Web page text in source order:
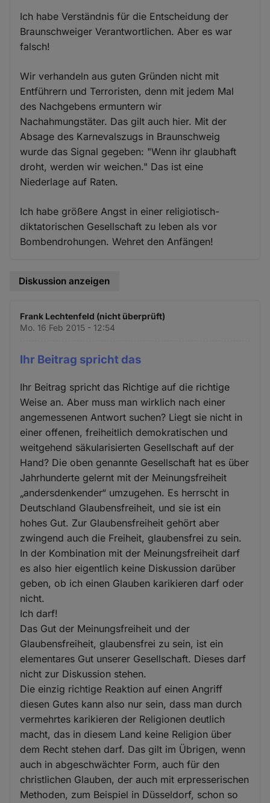
Ich habe Verständnis für die Entscheidung der
Braunschweiger Verantwortlichen. Aber es war
falsch!
Wir verhandeln aus guten Gründen nicht mit
Entführern und Terroristen, denn mit jedem Mal
des Nachgebens ermuntern wir
Nachahmungstäter. Das gilt auch hier. Mit der
Absage des Karnevalszugs in Braunschweig
wurde das Signal gegeben: "Wenn ihr glaubhaft
droht, werden wir weichen." Das ist eine
Niederlage auf Raten.
Ich habe größere Angst in einer religiotisch-
diktatorischen Gesellschaft zu leben als vor
Bombendrohungen. Wehret den Anfängen!
Diskussion anzeigen
Frank Lechtenfeld (nicht überprüft)
Mo. 16 Feb 2015 - 12:54
Ihr Beitrag spricht das
Ihr Beitrag spricht das Richtige auf die richtige
Weise an. Aber muss man wirklich nach einer
angemessenen Antwort suchen? Liegt sie nicht in
einer offenen, freiheitlich demokratischen und
weitgehend säkularisierten Gesellschaft auf der
Hand? Die oben genannte Gesellschaft hat es über
Jahrhunderte gelernt mit der Meinungsfreiheit
„andersdenkender“ umzugehen. Es herrscht in
Deutschland Glaubensfreiheit, und sie ist ein
hohes Gut. Zur Glaubensfreiheit gehört aber
zwingend auch die Freiheit, glaubensfrei zu sein.
In der Kombination mit der Meinungsfreiheit darf
es also hier eigentlich keine Diskussion darüber
geben, ob ich einen Glauben karikieren darf oder
nicht.
Ich darf!
Das Gut der Meinungsfreiheit und der
Glaubensfreiheit, glaubensfrei zu sein, ist ein
elementares Gut unserer Gesellschaft. Dieses darf
nicht zur Diskussion stehen.
Die einzig richtige Reaktion auf einen Angriff
diesen Gutes kann also nur sein, dass man durch
vermehrtes karikieren der Religionen deutlich
macht, das in diesem Land keine Religion über
dem Recht stehen darf. Das gilt im Übrigen, wenn
auch in abgeschwächter Form, auch für den
christlichen Glauben, der auch mit erpresserischen
Methoden, zum Beispiel in Düsseldorf, schon so